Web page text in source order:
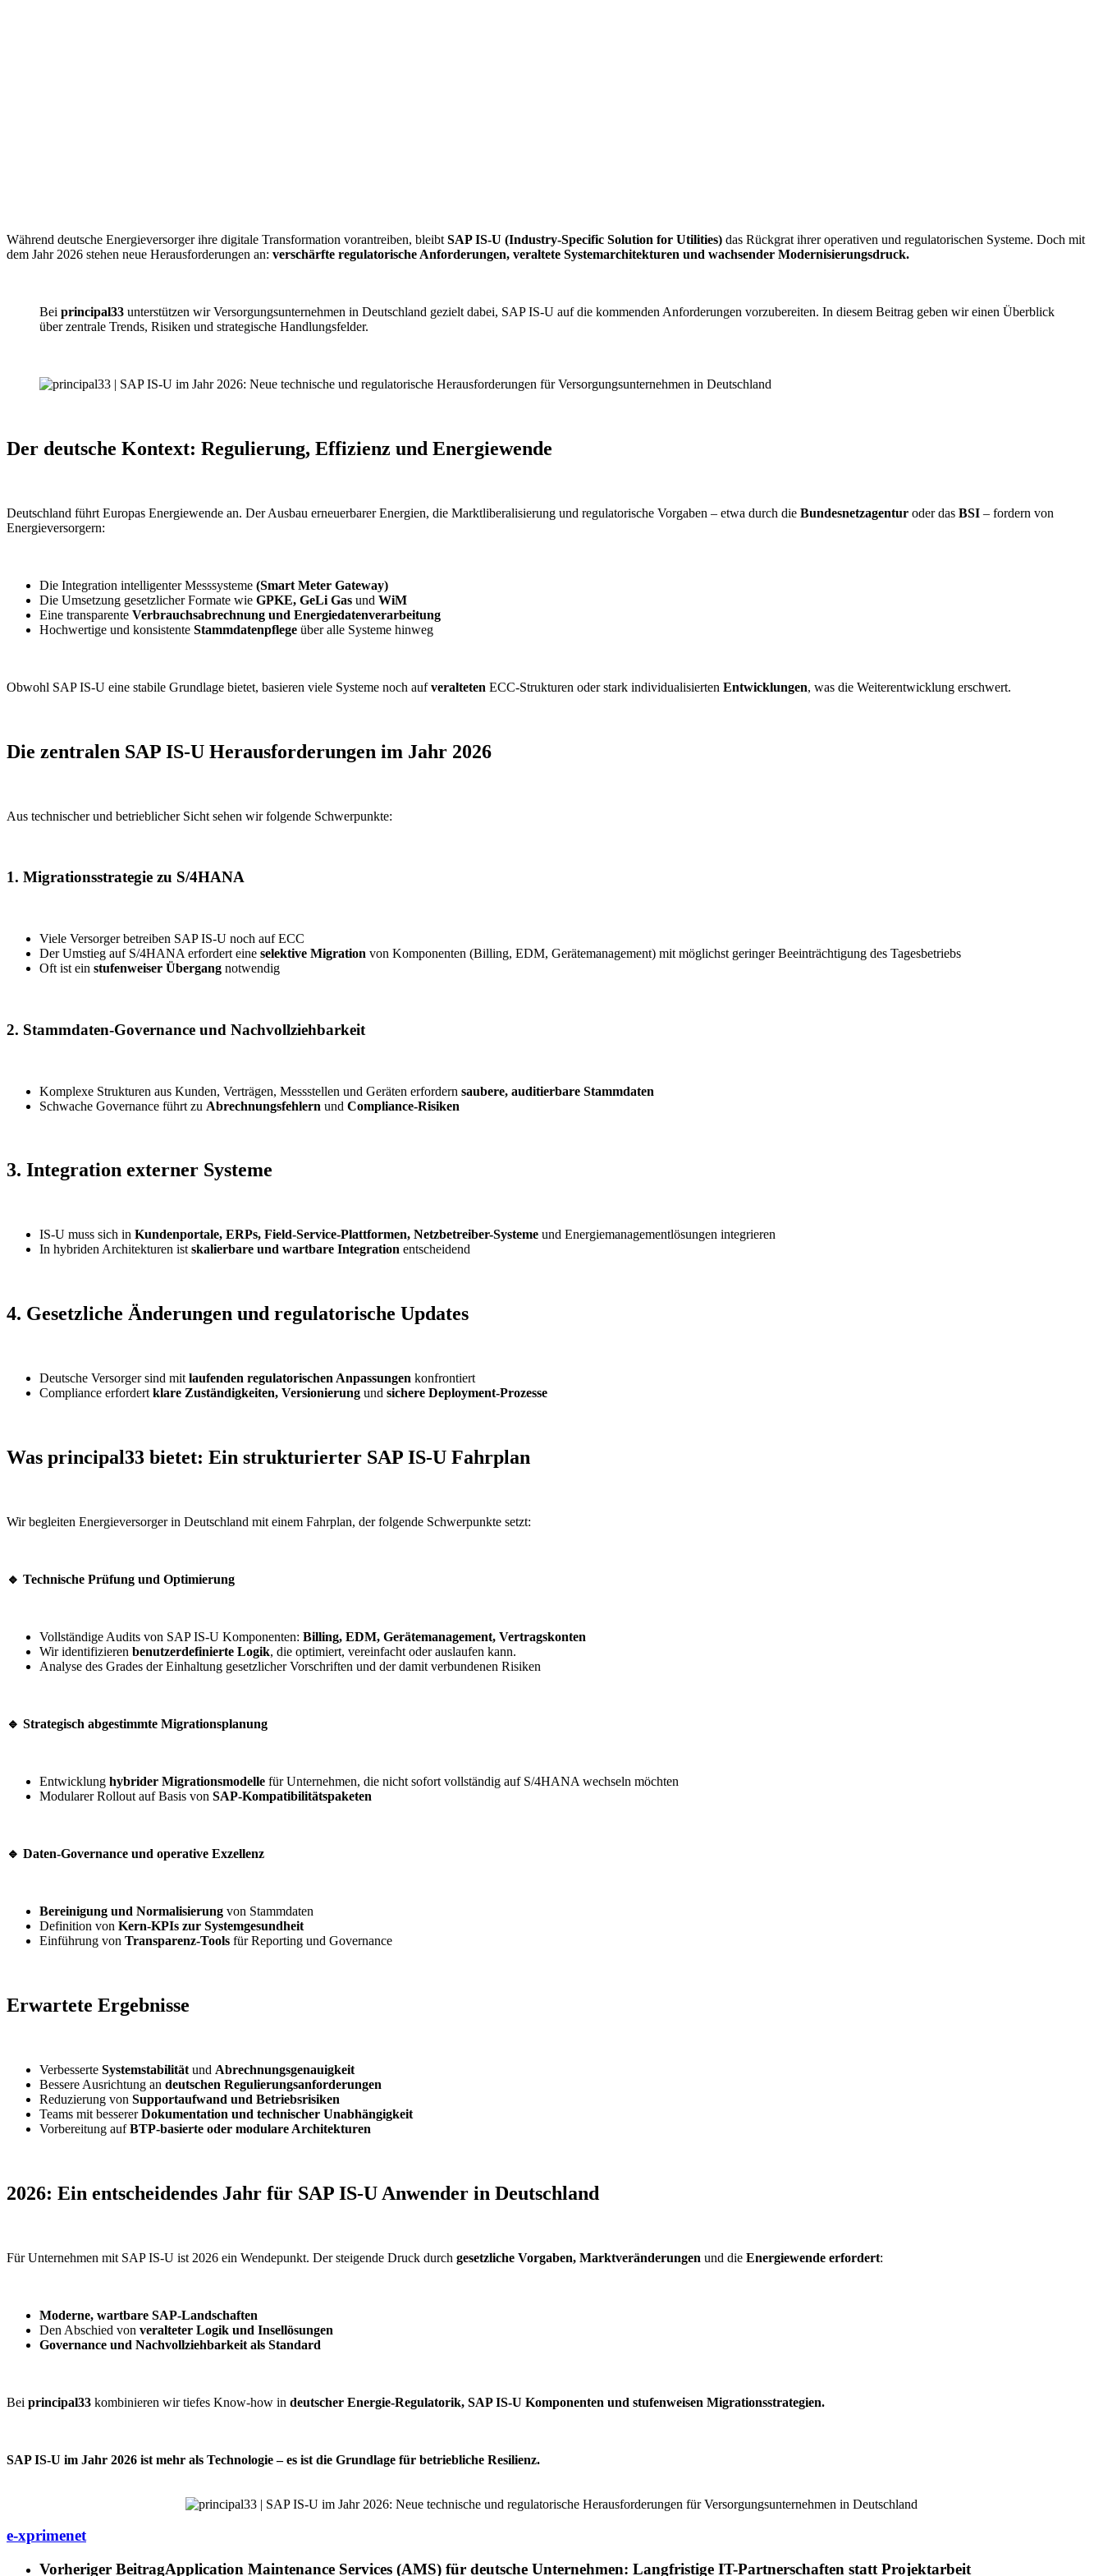
Während deutsche Energieversorger ihre digitale Transformation vorantreiben, bleibt SAP IS-U (Industry-Specific Solution for Utilities) das Rückgrat ihrer operativen und regulatorischen Systeme. Doch mit
dem Jahr 2026 stehen neue Herausforderungen an: verschärfte regulatorische Anforderungen, veraltete Systemarchitekturen und wachsender Modernisierungsdruck.
Bei principal33 unterstützen wir Versorgungsunternehmen in Deutschland gezielt dabei, SAP IS-U auf die kommenden Anforderungen vorzubereiten. In diesem Beitrag geben wir einen Überblick
über zentrale Trends, Risiken und strategische Handlungsfelder.
Der deutsche Kontext: Regulierung, Effizienz und Energiewende
Deutschland führt Europas Energiewende an. Der Ausbau erneuerbarer Energien, die Marktliberalisierung und regulatorische Vorgaben – etwa durch die Bundesnetzagentur oder das BSI – fordern von
Energieversorgern:
Die Integration intelligenter Messsysteme (Smart Meter Gateway)
Die Umsetzung gesetzlicher Formate wie GPKE, GeLi Gas und WiM
Eine transparente Verbrauchsabrechnung und Energiedatenverarbeitung
Hochwertige und konsistente Stammdatenpflege über alle Systeme hinweg
Obwohl SAP IS-U eine stabile Grundlage bietet, basieren viele Systeme noch aufveralteten ECC-Strukturen oder stark individualisierten Entwicklungen, was die Weiterentwicklung erschwert.
Die zentralen SAP IS-U Herausforderungen im Jahr 2026
Aus technischer und betrieblicher Sicht sehen wir folgende Schwerpunkte:
1. Migrationsstrategie zu S/4HANA
Viele Versorger betreiben SAP IS-U noch auf ECC
Der Umstieg auf S/4HANA erfordert eine selektive Migration von Komponenten (Billing, EDM, Gerätemanagement) mit möglichst geringer Beeinträchtigung des Tagesbetriebs
Oft ist ein stufenweiser Übergang notwendig
2. Stammdaten-Governance und Nachvollziehbarkeit
Komplexe Strukturen aus Kunden, Verträgen, Messstellen und Geräten erfordern saubere, auditierbare Stammdaten
Schwache Governance führt zu Abrechnungsfehlern und Compliance-Risiken
3. Integration externer Systeme
IS-U muss sich in Kundenportale, ERPs, Field-Service-Plattformen, Netzbetreiber-Systeme und Energiemanagementlösungen integrieren
In hybriden Architekturen ist skalierbare und wartbare Integration entscheidend
4. Gesetzliche Änderungen und regulatorische Updates
Deutsche Versorger sind mit laufenden regulatorischen Anpassungen konfrontiert
Compliance erfordert klare Zuständigkeiten, Versionierung und sichere Deployment-Prozesse
Was principal33 bietet: Ein strukturierter SAP IS-U Fahrplan
Wir begleiten Energieversorger in Deutschland mit einem Fahrplan, der folgende Schwerpunkte setzt:
🔹 Technische Prüfung und Optimierung
Vollständige Audits von SAP IS-U Komponenten: Billing, EDM, Gerätemanagement, Vertragskonten
Wir identifizieren benutzerdefinierte Logik, die optimiert, vereinfacht oder auslaufen kann.
Analyse des Grades der Einhaltung gesetzlicher Vorschriften und der damit verbundenen Risiken
🔹 Strategisch abgestimmte Migrationsplanung
Entwicklung hybrider Migrationsmodelle für Unternehmen, die nicht sofort vollständig auf S/4HANA wechseln möchten
Modularer Rollout auf Basis von SAP-Kompatibilitätspaketen
🔹 Daten-Governance und operative Exzellenz
Bereinigung und Normalisierung von Stammdaten
Definition von Kern-KPIs zur Systemgesundheit
Einführung von Transparenz-Tools für Reporting und Governance
Erwartete Ergebnisse
Verbesserte Systemstabilität und Abrechnungsgenauigkeit
Bessere Ausrichtung an deutschen Regulierungsanforderungen
Reduzierung von Supportaufwand und Betriebsrisiken
Teams mit bessererDokumentation und technischer Unabhängigkeit
Vorbereitung aufBTP-basierte oder modulare Architekturen
2026: Ein entscheidendes Jahr für SAP IS-U Anwender in Deutschland
Für Unternehmen mit SAP IS-U ist 2026 ein Wendepunkt. Der steigende Druck durch gesetzliche Vorgaben, Marktveränderungen und die Energiewende erfordert:
Moderne, wartbare SAP-Landschaften
Den Abschied von veralteter Logik und Insellösungen
Governance und Nachvollziehbarkeit als Standard
Bei principal33 kombinieren wir tiefes Know-how in deutscher Energie-Regulatorik, SAP IS-U Komponenten und stufenweisen Migrationsstrategien.
SAP IS-U im Jahr 2026 ist mehr als Technologie – es ist die Grundlage für betriebliche Resilienz.
e-xprimenet
Vorheriger BeitragApplication Maintenance Services (AMS) für deutsche Unternehmen: Langfristige IT-Partnerschaften statt Projektarbeit